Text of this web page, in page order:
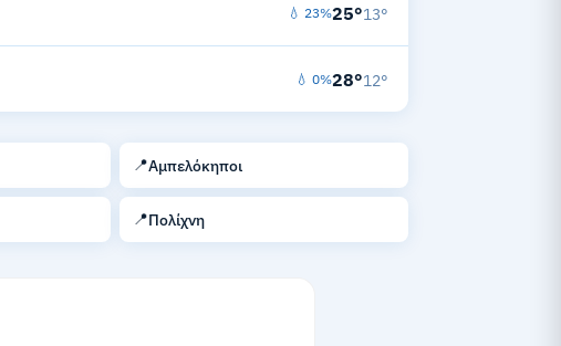
💧 23%25°13°
💧 0%28°12°
📍Αμπελόκηποι
📍Πολίχνη